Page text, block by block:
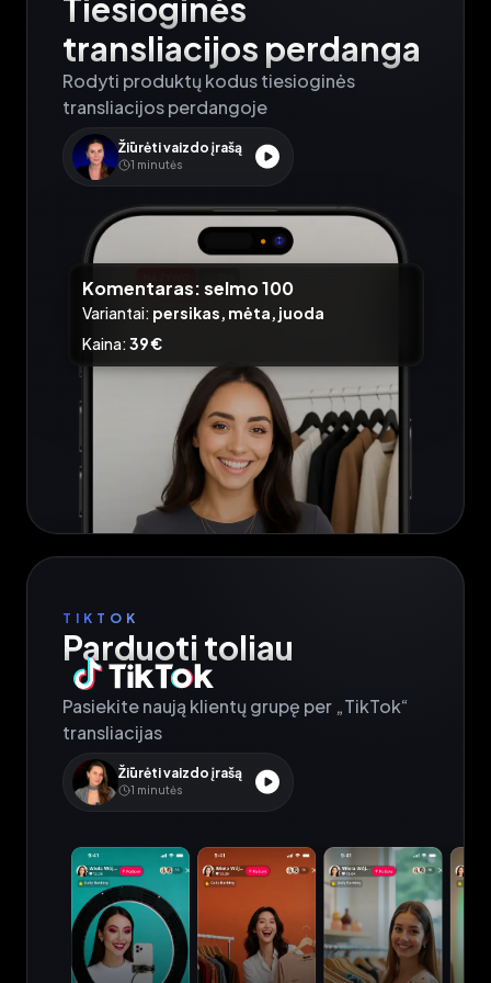
Tiesioginės
transliacijos perdanga
Rodyti produktų kodus tiesioginės
transliacijos perdangoje
Žiūrėti vaizdo įrašą
1 minutės
Komentaras: selmo 100
Variantai: persikas, mėta, juoda
Kaina: 39 €
TIKTOK
Parduoti toliau
Pasiekite naują klientų grupę per „TikTok“
transliacijas
Žiūrėti vaizdo įrašą
1 minutės